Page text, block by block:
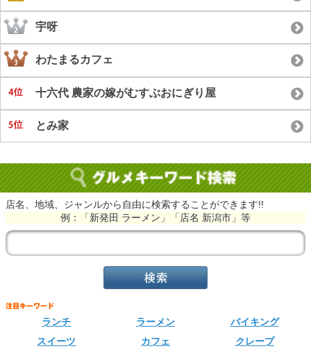
宇呀
わたまるカフェ
十六代 農家の嫁がむすぶおにぎり屋
とみ家
店名、地域、ジャンルから自由に検索することができます!!
例：「新発田 ラーメン」「店名 新潟市」等
ランチ ラーメン
バイキング
スイーツ
カフェ クレープ